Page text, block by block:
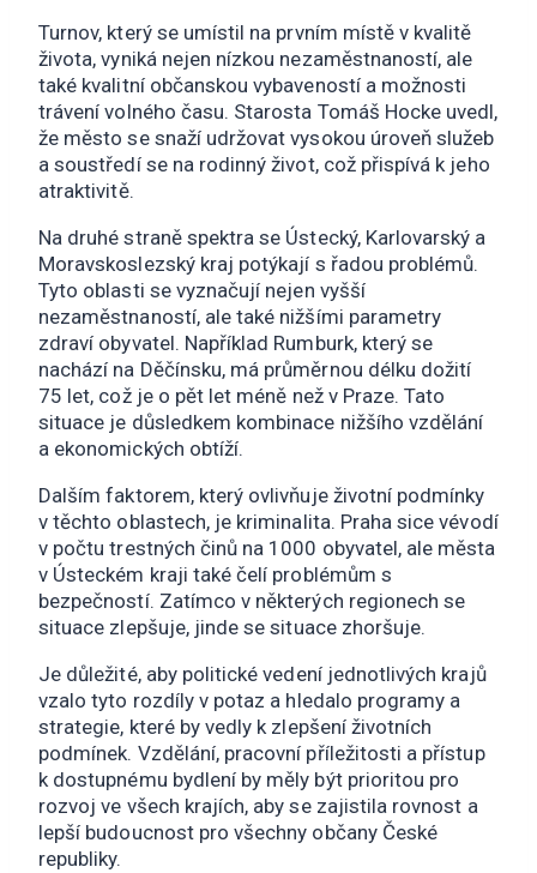
Turnov, který se umístil na prvním místě v kvalitě
života, vyniká nejen nízkou nezaměstnaností, ale
také kvalitní občanskou vybaveností a možnosti
trávení volného času. Starosta Tomáš Hocke uvedl,
že město se snaží udržovat vysokou úroveň služeb
a soustředí se na rodinný život, což přispívá k jeho
atraktivitě.
Na druhé straně spektra se Ústecký, Karlovarský a
Moravskoslezský kraj potýkají s řadou problémů.
Tyto oblasti se vyznačují nejen vyšší
nezaměstnaností, ale také nižšími parametry
zdraví obyvatel. Například Rumburk, který se
nachází na Děčínsku, má průměrnou délku dožití
75 let, což je o pět let méně než v Praze. Tato
situace je důsledkem kombinace nižšího vzdělání
a ekonomických obtíží.
Dalším faktorem, který ovlivňuje životní podmínky
v těchto oblastech, je kriminalita. Praha sice vévodí
v počtu trestných činů na 1000 obyvatel, ale města
v Ústeckém kraji také čelí problémům s
bezpečností. Zatímco v některých regionech se
situace zlepšuje, jinde se situace zhoršuje.
Je důležité, aby politické vedení jednotlivých krajů
vzalo tyto rozdíly v potaz a hledalo programy a
strategie, které by vedly k zlepšení životních
podmínek. Vzdělání, pracovní příležitosti a přístup
k dostupnému bydlení by měly být prioritou pro
rozvoj ve všech krajích, aby se zajistila rovnost a
lepší budoucnost pro všechny občany České
republiky.